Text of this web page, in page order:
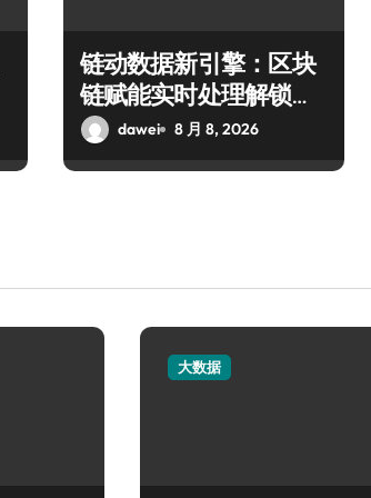
链动数据新引擎：区块
链赋能实时处理解锁企
业科技效能
dawei 8 月 8, 2026
大数据